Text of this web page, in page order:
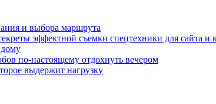
и выбора маршрута
эффектной съемки спецтехники для сайта и
по-настоящему отдохнуть вечером
выдержит нагрузку